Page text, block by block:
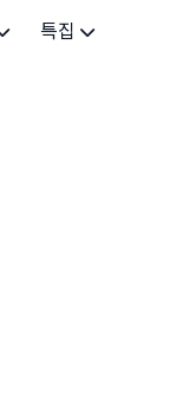
특집